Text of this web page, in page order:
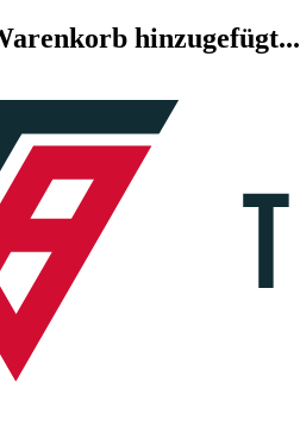
hinzugefügt...